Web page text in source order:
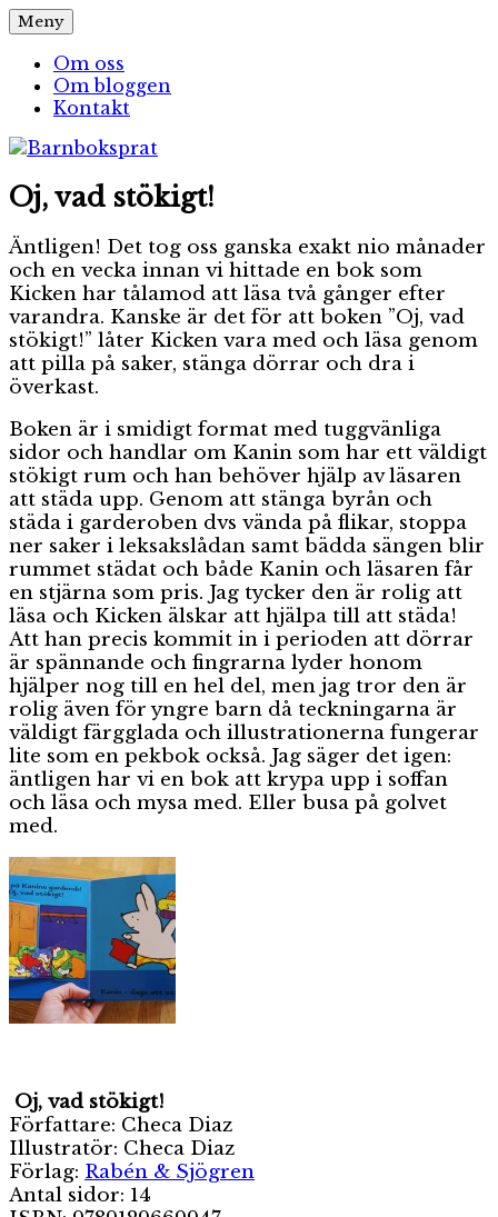
Hoppa
till
innehåll
Barnboksprat
– en blogg om barnböcker
Meny
Om oss
Om bloggen
Kontakt
Oj, vad stökigt!
Äntligen! Det tog oss ganska exakt nio månader
och en vecka innan vi hittade en bok som
Kicken har tålamod att läsa två gånger efter
varandra. Kanske är det för att boken ”Oj, vad
stökigt!” låter Kicken vara med och läsa genom
att pilla på saker, stänga dörrar och dra i
överkast.
Boken är i smidigt format med tuggvänliga
sidor och handlar om Kanin som har ett väldigt
stökigt rum och han behöver hjälp av läsaren
att städa upp. Genom att stänga byrån och
städa i garderoben dvs vända på flikar, stoppa
ner saker i leksakslådan samt bädda sängen blir
rummet städat och både Kanin och läsaren får
en stjärna som pris. Jag tycker den är rolig att
läsa och Kicken älskar att hjälpa till att städa!
Att han precis kommit in i perioden att dörrar
är spännande och fingrarna lyder honom
hjälper nog till en hel del, men jag tror den är
rolig även för yngre barn då teckningarna är
väldigt färgglada och illustrationerna fungerar
lite som en pekbok också. Jag säger det igen:
äntligen har vi en bok att krypa upp i soffan
och läsa och mysa med. Eller busa på golvet
med.
Oj, vad stökigt!
Författare: Checa Diaz
Illustratör: Checa Diaz
Förlag: Rabén & Sjögren
Antal sidor: 14